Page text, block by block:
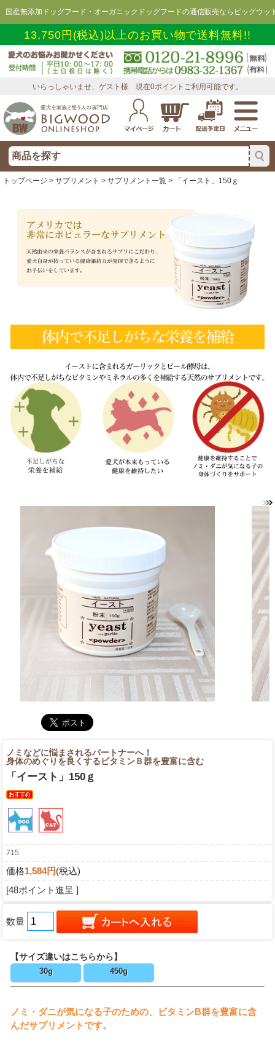
国産無添加ドッグフード・オーガニックドッグフードの通信販売ならビッグウッ
13,750円(税込)以上のお買い物で送料無料!!
いらっしゃいませ、ゲスト様 現在0ポイントご利用可能です。
トップページ > サプリメント > サプリメント一覧 > 「イースト」150ｇ
ノミなどに悩まされるパートナーへ！
身体のめぐりを良くするビタミンＢ群を豊富に含む
「イースト」150ｇ
715
価格1,584円(税込)
[48ポイント進呈 ]
数量
【サイズ違いはこちらから】
30g 450g
ノミ・ダニが気になる子のための、ビタミンB群を豊富に含
んだサプリメントです。